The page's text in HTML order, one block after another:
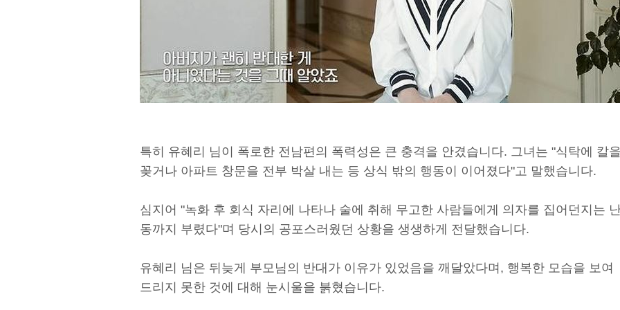
특히 유혜리 님이 폭로한 전남편의 폭력성은 큰 충격을 안겼습니다. 그녀는 "식탁에 칼
꽂거나 아파트 창문을 전부 박살 내는 등 상식 밖의 행동이 이어졌다"고 말했습니다.
심지어 "녹화 후 회식 자리에 나타나 술에 취해 무고한 사람들에게 의자를 집어던지는
동까지 부렸다"며 당시의 공포스러웠던 상황을 생생하게 전달했습니다.
유혜리 님은 뒤늦게 부모님의 반대가 이유가 있었음을 깨달았다며, 행복한 모습을 보여
드리지 못한 것에 대해 눈시울을 붉혔습니다.